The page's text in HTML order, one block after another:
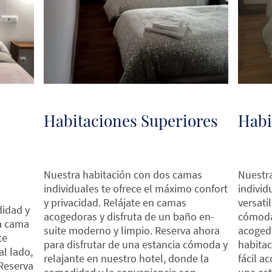
y
cama
lado,
Habitaciones Superiores
Nuestra habitación con dos camas
individuales te ofrece el máximo confort
y privacidad. Relájate en camas
acogedoras y disfruta de un baño en-
suite moderno y limpio. Reserva ahora
para disfrutar de una estancia cómoda y
relajante en nuestro hotel, donde la
fácil